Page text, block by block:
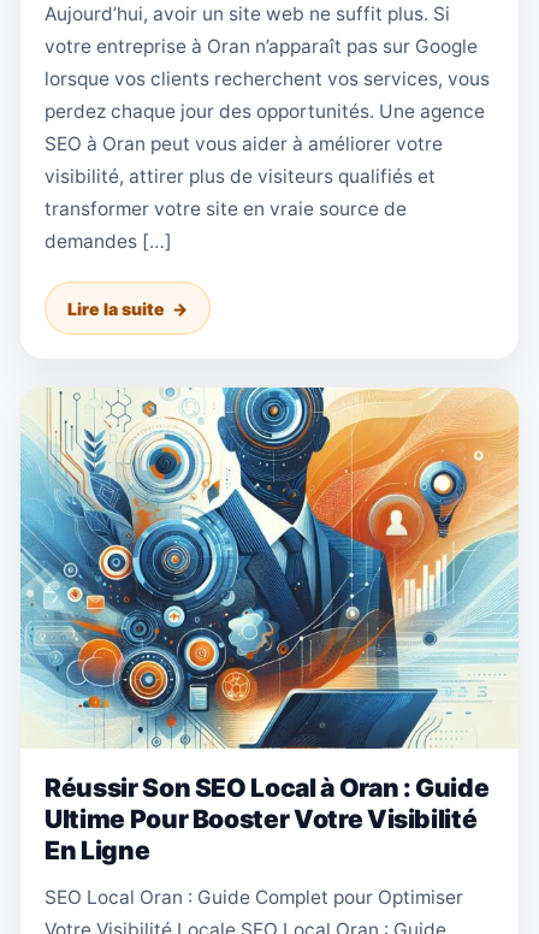
Aujourd’hui, avoir un site web ne suffit plus. Si
votre entreprise à Oran n’apparaît pas sur Google
lorsque vos clients recherchent vos services, vous
perdez chaque jour des opportunités. Une agence
SEO à Oran peut vous aider à améliorer votre
visibilité, attirer plus de visiteurs qualifiés et
transformer votre site en vraie source de
demandes […]
Lire la suite
Réussir Son SEO Local à Oran : Guide
Ultime Pour Booster Votre Visibilité
En Ligne
SEO Local Oran : Guide Complet pour Optimiser